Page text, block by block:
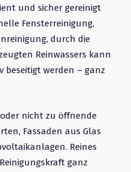
und sicher gereinigt
Fensterreinigung,
durch die
Reinwassers kann
beseitigt werden – ganz
nicht zu öffnende
Fassaden aus Glas
Reines
ganz